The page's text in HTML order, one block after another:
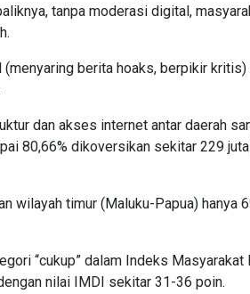
tanpa moderasi digital,
berita hoaks, berpikir
dan akses internet antar daerah
80,66% dikoversikan sekitar 229
wilayah timur (Maluku-Papua) hanya
“cukup” dalam Indeks
nilai IMDI sekitar 31-36 poin.